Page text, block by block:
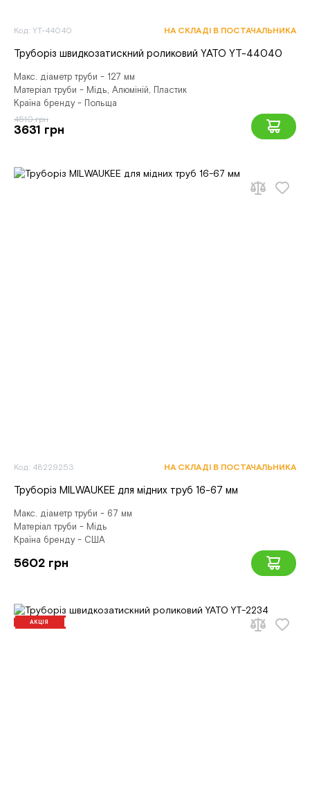
Код: YT-44040 НА СКЛАДІ В ПОСТАЧАЛЬНИКА
Труборіз швидкозатискний роликовий YATO YT-44040
Макс. діаметр труби - 127 мм
Матеріал труби - Мідь, Алюміній, Пластик
Країна бренду - Польща
4510 грн
3631 грн
Код: 48229253 НА СКЛАДІ В ПОСТАЧАЛЬНИКА
Труборіз MILWAUKEE для мідних труб 16-67 мм
Макс. діаметр труби - 67 мм
Матеріал труби - Мідь
Країна бренду - США
5602 грн
АКЦІЯ